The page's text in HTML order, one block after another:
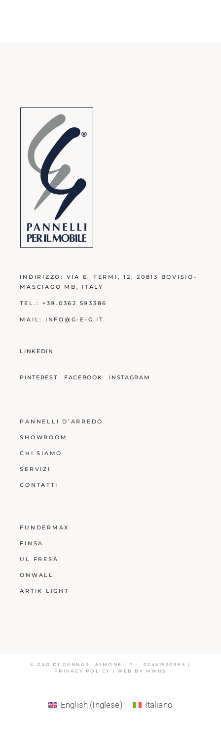
INDIRIZZO: VIA E. FERMI, 12, 20813 BOVISIO-
MASCIAGO MB , ITALY
TEL.: +39.0362 593386
MAIL: INFO@G-E-G.IT
LINKEDIN
PINTEREST FACEBOOK INSTAGRAM
PANNELLI D’ARREDO
SHOWROOM
CHI SIAMO
SERVIZI
CONTATTI
FUNDERMAX
FINSA
UL FRESÀ
ONWALL
ARTIK LIGHT
© G&G DI GENNARI AIMONE | P.I. 02451520965 |
PRIVACY POLICY
| WEB BY MWHS
English (Inglese) Italiano